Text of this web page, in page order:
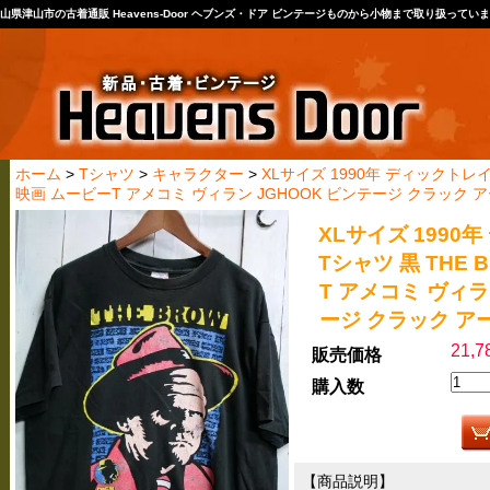
県津山市の古着通販 Heavens-Door ヘブンズ・ドア ビンテージものから小物まで取り扱ってい
ホーム > Tシャツ > キャラクター > XLサイズ 1990年 ディックトレ
映画 ムービーT アメコミ ヴィラン JGHOOK ビンテージ クラック
XLサイズ 1990年
Tシャツ 黒 THE
T アメコミ ヴィ
ージ クラック ア
販売価格
購入数
【商品説明】